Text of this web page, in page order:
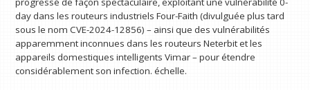
day dans les routeurs industriels Four-Faith (divulguée plus tard
sous le nom CVE-2024-12856) – ainsi que des vulnérabilités
apparemment inconnues dans les routeurs Neterbit et les
appareils domestiques intelligents Vimar – pour étendre
considérablement son infection. échelle.